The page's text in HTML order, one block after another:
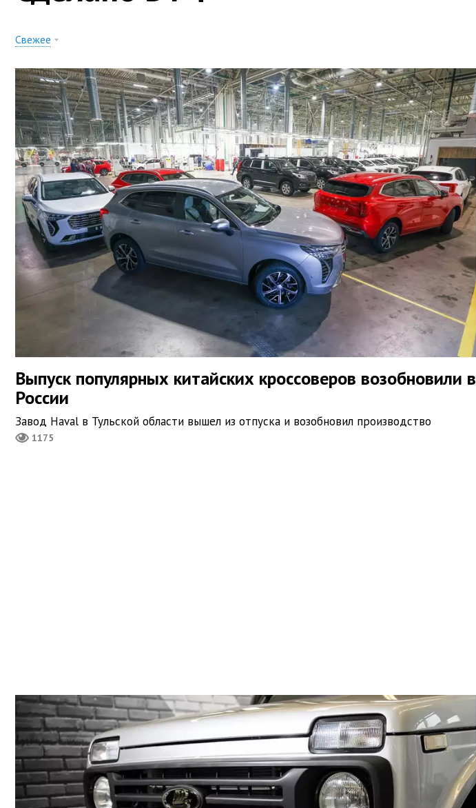
Свежее
Выпуск популярных китайских кроссоверов возобновили в
России
Завод Haval в Тульской области вышел из отпуска и возобновил производство
1175